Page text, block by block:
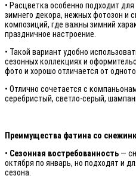
• Расцветка особенно подходит
зимнего декора, нежных фотозон и
композиций, где важны зимний
праздничное настроение.
• Такой вариант удобно
сезонных коллекциях и
фото и хорошо отличается от
• Отлично сочетается с
серебристый, светло-серый,
Преимущества фатина со
• Сезонная востребованность —
октября по январь, но подходят и
сезона.